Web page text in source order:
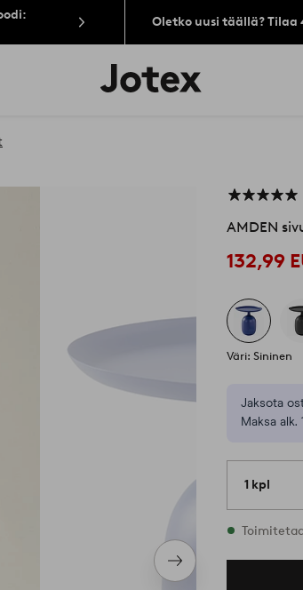
Oletko uusi täällä?
Jotex-
logo
Seuraava
tuote
AMDEN
132,99
Väri: Sininen
Jaksota
Maksa alk.
1 kpl
Varastossa